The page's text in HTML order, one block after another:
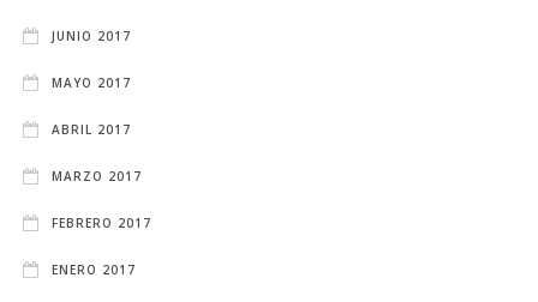
JUNIO 2017
MAYO 2017
ABRIL 2017
MARZO 2017
FEBRERO 2017
ENERO 2017